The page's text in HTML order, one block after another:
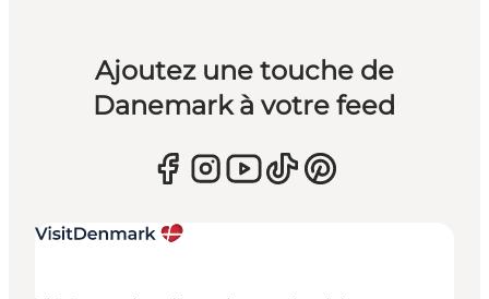
Ajoutez une touche de
Danemark à votre feed